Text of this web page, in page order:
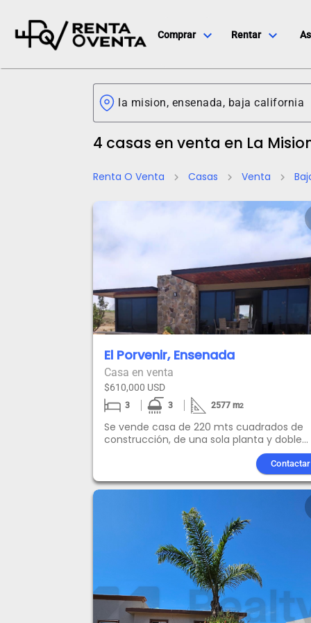
Comprar expand_more Rentar expand_more
4 casas en venta en La
Renta O Venta chevron_right Casas chevron_right Venta chevron_right
El Porvenir, Ensenada
Casa en venta
$610,000 USD
3 3 2577m2
Se vende casa de 220 mts cuadrados de
construcción, de una sola planta y doble
terreno campestre residencial, a unos
cuantos metros del Centro Cultural Arena
Valle de Guadalupe,
Contactar